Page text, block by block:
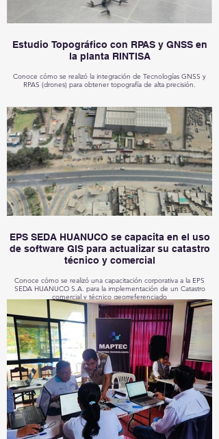
Estudio Topográfico con RPAS y GNSS en
la planta RINTISA
Conoce cómo se realizó la integración de Tecnologías GNSS y
RPAS (drones) para obtener topografía de alta precisión.
EPS SEDA HUANUCO se capacita en el uso
de software GIS para actualizar su catastro
técnico y comercial
Conoce cómo se realizó una capacitación corporativa a la EPS
SEDA HUANUCO S.A. para la implementación de un Catastro
comercial y técnico georreferenciado